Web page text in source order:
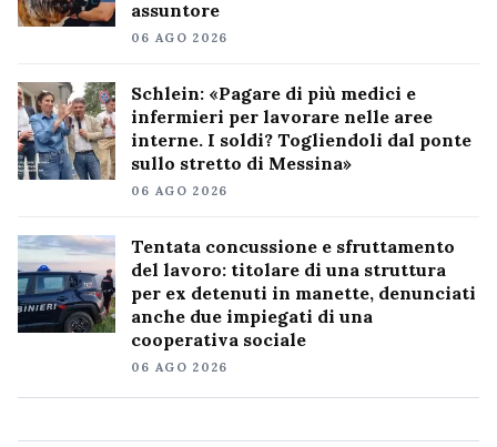
assuntore
06 AGO 2026
Schlein: «Pagare di più medici e
infermieri per lavorare nelle aree
interne. I soldi? Togliendoli dal ponte
sullo stretto di Messina»
06 AGO 2026
Tentata concussione e sfruttamento
del lavoro: titolare di una struttura
per ex detenuti in manette, denunciati
anche due impiegati di una
cooperativa sociale
06 AGO 2026